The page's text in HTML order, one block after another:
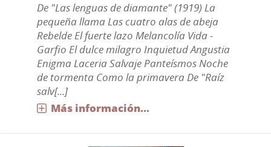
De "Las lenguas de diamante" (1919) La
pequeña llama Las cuatro alas de abeja
Rebelde El fuerte lazo Melancolía Vida -
Garfio El dulce milagro Inquietud Angustia
Enigma Laceria Salvaje Panteísmos Noche
de tormenta Como la primavera De "Raíz
salv[...]
Más información...